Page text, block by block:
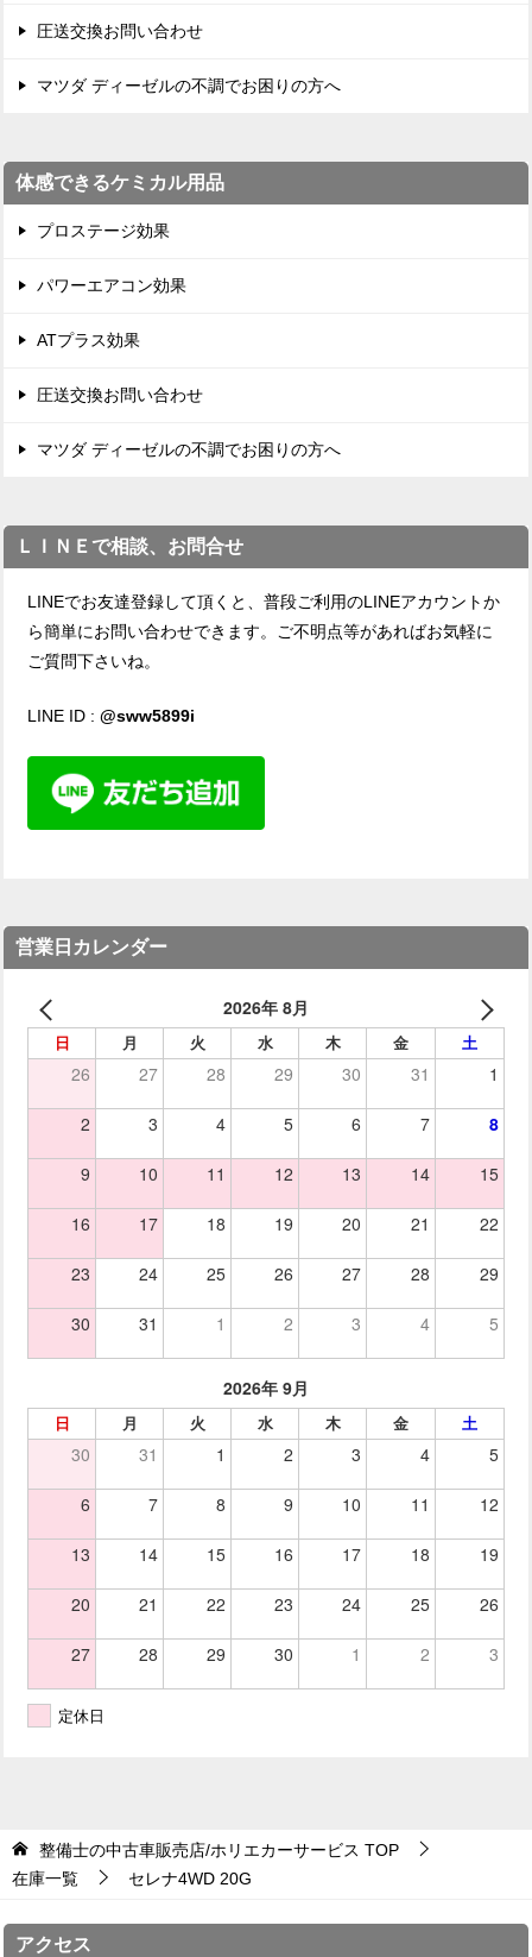
圧送交換お問い合わせ
マツダ ディーゼルの不調でお困りの方へ
体感できるケミカル用品
プロステージ効果
パワーエアコン効果
ATプラス効果
圧送交換お問い合わせ
マツダ ディーゼルの不調でお困りの方へ
ＬＩＮＥで相談、お問合せ
LINEでお友達登録して頂くと、普段ご利用のLINEアカウントか
ら簡単にお問い合わせできます。ご不明点等があればお気軽に
ご質問下さいね。
LINE ID : @sww5899i
営業日カレンダー
2026年 8月
日 月 火 水 木 金 土
26 27 28 29 30 31 1
2 3 4 5 6 7 8
9 10 11 12 13 14 15
16 17 18 19 20 21 22
23 24 25 26 27 28 29
30 31 1 2 3 4 5
2026年 9月
日 月 火 水 木 金 土
30 31 1 2 3 4 5
6 7 8 9 10 11 12
13 14 15 16 17 18 19
20 21 22 23 24 25 26
27 28 29 30 1 2 3
定休日
整備士の中古車販売店/ホリエカーサービス TOP
在庫一覧
セレナ4WD 20G
アクセス